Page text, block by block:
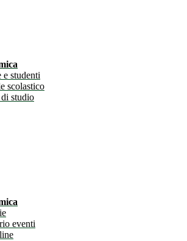
e studenti
scolastico
studio
eventi